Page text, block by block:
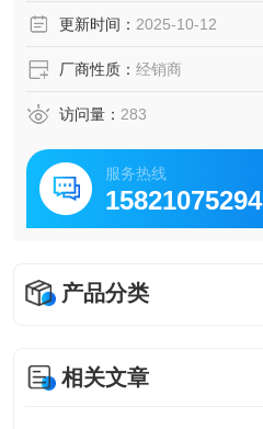
更新时间： 2025-10-12
厂商性质： 经销商
访问量： 283
服务热线
15821075294
产品分类
相关文章